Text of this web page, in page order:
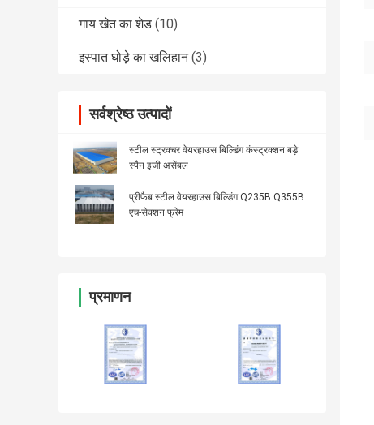
गाय खेत का शेड (10)
इस्पात घोड़े का खलिहान (3)
सर्वश्रेष्ठ उत्पादों
स्टील स्ट्रक्चर वेयरहाउस बिल्डिंग कंस्ट्रक्शन बड़े
स्पैन इजी असेंबल
प्रीफैब स्टील वेयरहाउस बिल्डिंग Q235B Q355B
एच-सेक्शन फ्रेम
प्रमाणन